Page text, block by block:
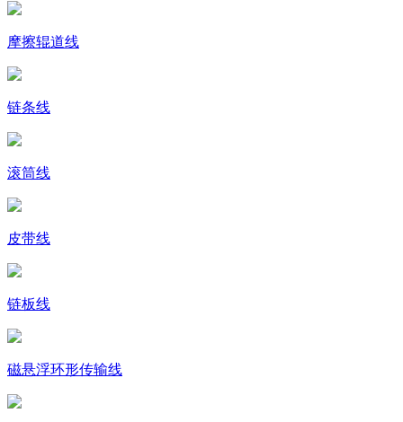
摩擦辊道线
链条线
滚筒线
皮带线
链板线
磁悬浮环形传输线